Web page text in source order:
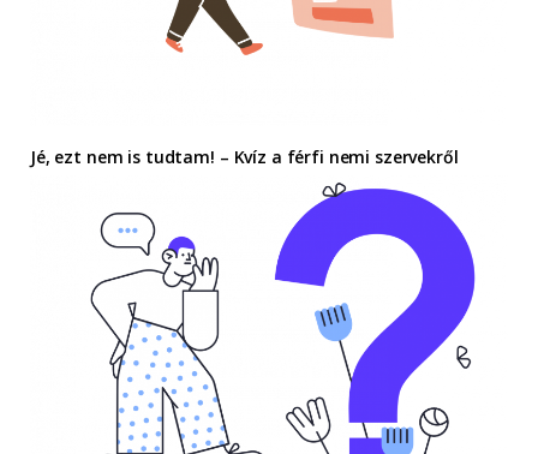
Jé, ezt nem is tudtam! – Kvíz a férfi nemi szervekről